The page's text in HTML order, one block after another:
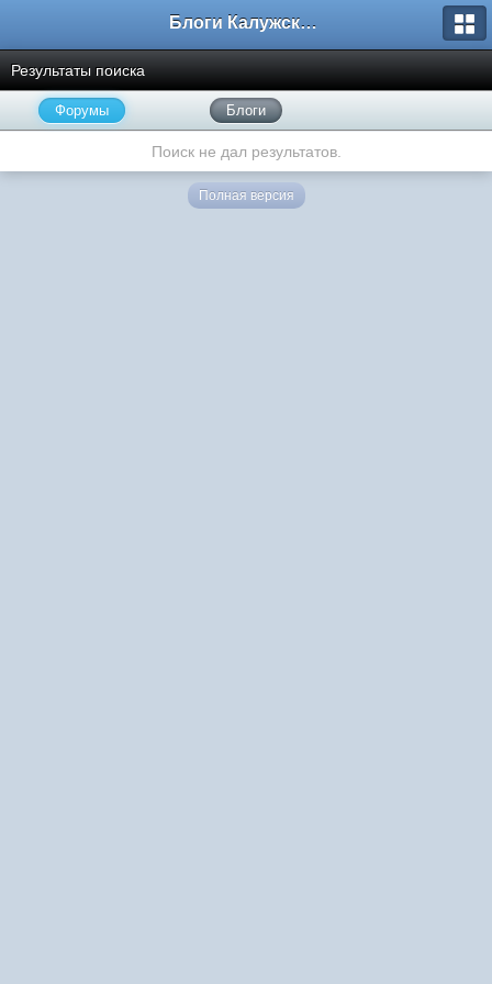
Блоги Калужского перекрестка
Результаты поиска
Форумы Блоги
Поиск не дал результатов.
Полная версия